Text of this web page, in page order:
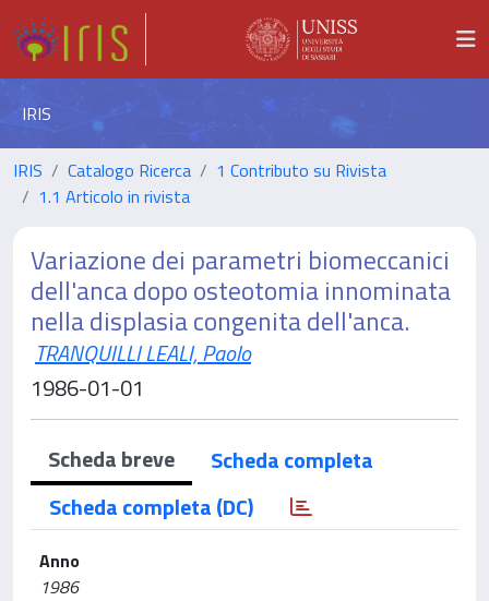
IRIS
IRIS Catalogo Ricerca
1 Contributo su Rivista
1.1 Articolo in rivista
Variazione dei parametri biomeccanici
dell'anca dopo osteotomia innominata
nella displasia congenita dell'anca.
TRANQUILLI LEALI, Paolo
1986-01-01
Scheda breve
Scheda completa
Scheda completa (DC)
Anno
1986